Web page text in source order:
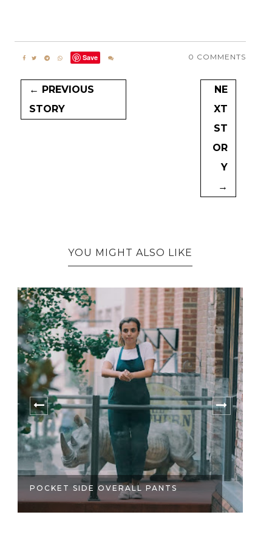
0 COMMENTS
Save
← PREVIOUS
STORY
NE
XT
ST
OR
Y
→
YOU MIGHT ALSO LIKE
POCKET SIDE OVERALL PANTS